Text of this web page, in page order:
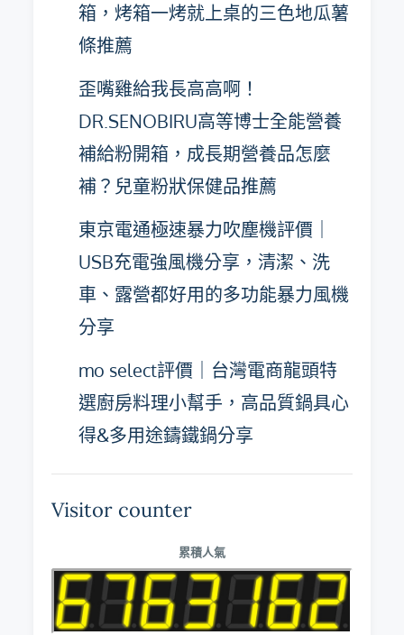
箱，烤箱一烤就上桌的三色地瓜薯
條推薦
歪嘴雞給我長高高啊！
DR.SENOBIRU高等博士全能營養
補給粉開箱，成長期營養品怎麼
補？兒童粉狀保健品推薦
東京電通極速暴力吹塵機評價｜
USB充電強風機分享，清潔、洗
車、露營都好用的多功能暴力風機
分享
mo select評價｜台灣電商龍頭特
選廚房料理小幫手，高品質鍋具心
得&多用途鑄鐵鍋分享
Visitor counter
累積人氣